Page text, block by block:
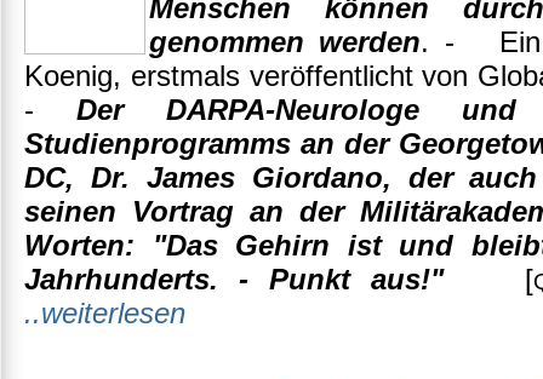
Menschen können
genommen werden. - Ein
Koenig, erstmals veröffentlicht von
- Der DARPA-Neurologe
Studienprogramms an der
DC, Dr. James Giordano, der
seinen Vortrag an der
Worten: "Das Gehirn ist und
Jahrhunderts. - Punkt aus!"
[
..weiterlesen